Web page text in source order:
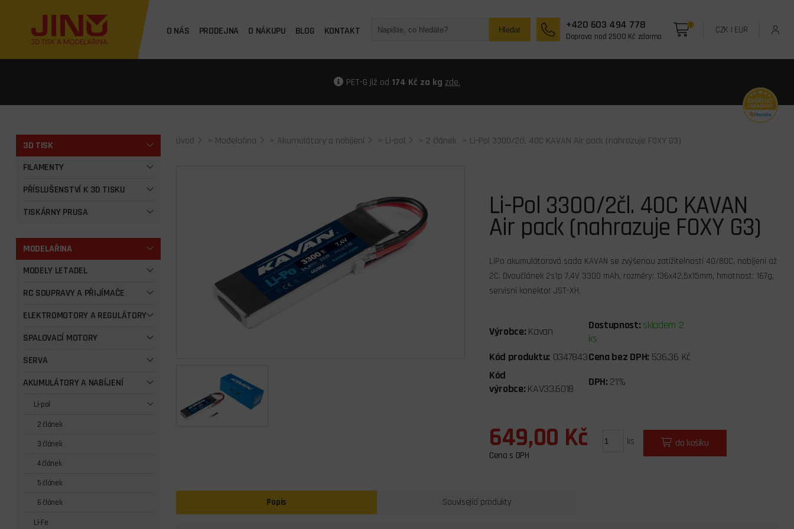
O NÁS PRODEJNA O NÁKUPU BLOG KONTAKT Hledat +420 603 494 778
Doprava nad 2500 Kč zdarma
0 CZK | EUR
PET-G již od 174 Kč za kg zde.
3D TISK
FILAMENTY
PŘÍSLUŠENSTVÍ K 3D TISKU
TISKÁRNY PRUSA
MODELAŘINA
MODELY LETADEL
RC SOUPRAVY A PŘIJÍMAČE
ELEKTROMOTORY A REGULÁTORY
SPALOVACÍ MOTORY
SERVA
AKUMULÁTORY A NABÍJENÍ
Li-pol
2 článek
3 článek
4 článek
5 článek
6 článek
Li-Fe
Úvod > Modelařina > Akumulátory a nabíjení > Li-pol > 2 článek > Li-Pol 3300/2čl. 40C KAVAN Air pack (nahrazuje FOXY G3)
Li-Pol 3300/2čl. 40C KAVAN
Air pack (nahrazuje FOXY G3)
LiPo akumulátorová sada KAVAN se zvýšenou zatížitelností 40/80C, nabíjení až
2C. Dvoučlánek 2s1p 7,4V 3300 mAh, rozměry: 136x42,5x15mm, hmotnost: 167g,
servisní konektor JST-XH.
Výrobce: Kavan Dostupnost: skladem 2
ks
Kód produktu: 0347843Cena bez DPH: 536,36 Kč
Kód
výrobce: KAV33.6018
DPH: 21%
649,00 Kč
Cena s DPH
ks do košíku
Popis Související produkty